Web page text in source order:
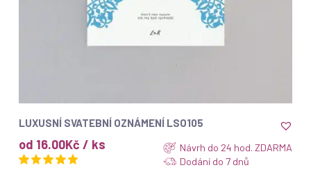
ZOBRAZIT
LUXUSNÍ SVATEBNÍ OZNÁMENÍ LSO105
od 16.00Kč / ks
Návrh do 24 hod. ZDARMA
Dodání do 7 dnů